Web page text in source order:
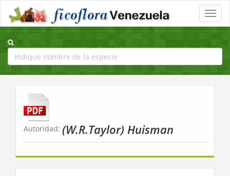
Toggle
Autoridad: (W.R.Taylor) Huisman